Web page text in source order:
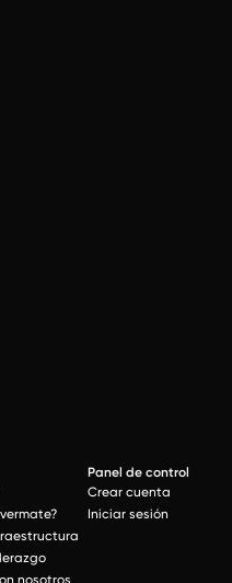
nosotros
Panel de control
Crear cuenta
Iniciar sesión